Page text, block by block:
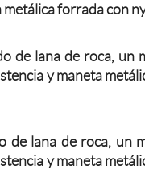
forrada con
de lana de roca, un
y maneta
de lana de roca, un
y maneta